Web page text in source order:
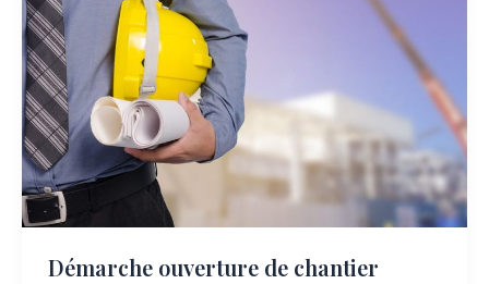
d’urbanismes
Démarche ouverture de chantier